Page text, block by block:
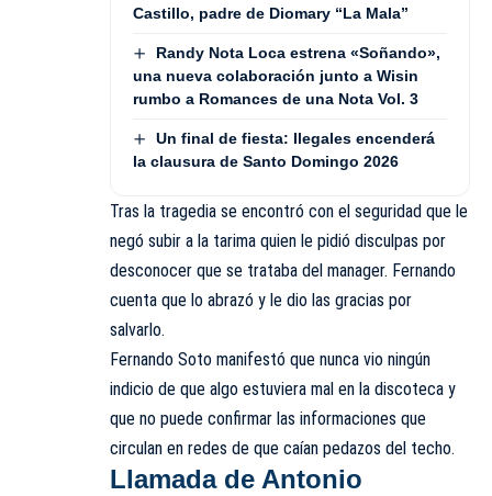
Castillo, padre de Diomary “La Mala”
Randy Nota Loca estrena «Soñando»,
una nueva colaboración junto a Wisin
rumbo a Romances de una Nota Vol. 3
Un final de fiesta: Ilegales encenderá
la clausura de Santo Domingo 2026
Tras la tragedia se encontró con el seguridad que le
negó subir a la tarima quien le pidió disculpas por
desconocer que se trataba del manager. Fernando
cuenta que lo abrazó y le dio las gracias por
salvarlo.
Fernando Soto manifestó que nunca vio ningún
indicio de que algo estuviera mal en la discoteca y
que no puede confirmar las informaciones que
circulan en redes de que caían pedazos del techo.
Llamada de Antonio